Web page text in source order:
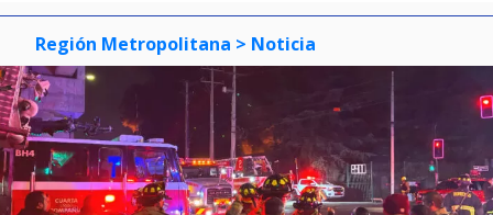
Región Metropolitana > Noticia